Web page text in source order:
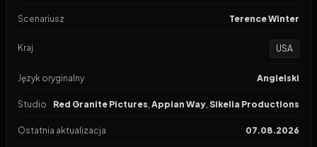
Scenariusz Terence Winter
Kraj USA
Język oryginalny Angielski
Studio Red Granite Pictures, Appian Way, Sikelia Productions
Ostatnia aktualizacja 07.08.2026